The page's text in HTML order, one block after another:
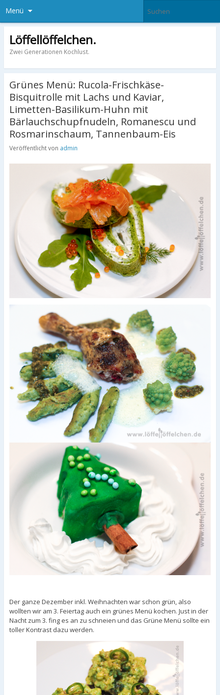
Menü
Löffellöffelchen.
Zwei Generationen Kochlust.
Grünes Menü: Rucola-Frischkäse-
Bisquitrolle mit Lachs und Kaviar,
Limetten-Basilikum-Huhn mit
Bärlauchschupfnudeln, Romanescu und
Rosmarinschaum, Tannenbaum-Eis
Veröffentlicht von admin
Der ganze Dezember inkl. Weihnachten war schon grün, also
wollten wir am 3. Feiertag auch ein grünes Menü kochen. Just in der
Nacht zum 3. fing es an zu schneien und das Grüne Menü sollte ein
toller Kontrast dazu werden.